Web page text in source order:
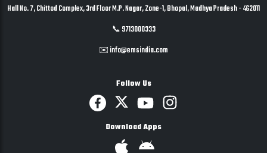
Hall No. 7, Chittod Complex, 3rd Floor M.P. Nagar, Zone-1, Bhopal, Madhya Pradesh - 462011
📞 9713000333
✉️ info@emsindia.com
Follow Us
Download Apps